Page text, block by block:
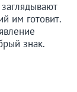
им готовит.
знак.